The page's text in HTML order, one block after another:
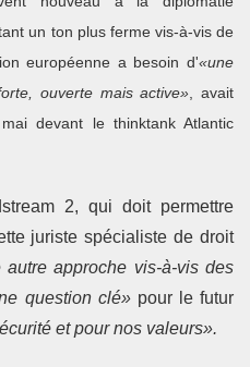
un ton plus ferme vis-à-vis de
européenne a besoin d'«une
ouverte mais active», avait
devant le thinktank Atlantic
2, qui doit permettre
juriste spécialiste de droit
autre approche vis-à-vis des
question clé»pour le futur
et pour nos valeurs».